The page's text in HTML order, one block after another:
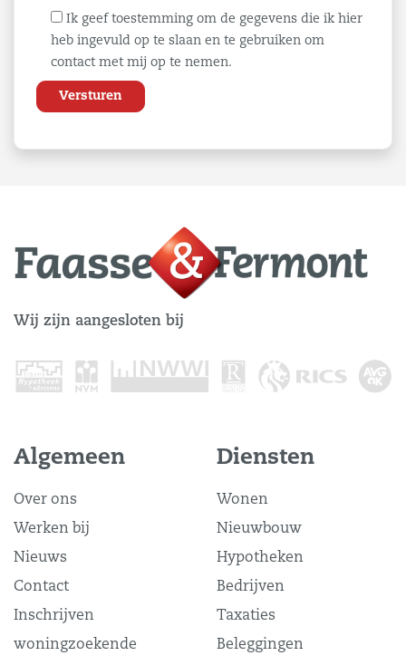
Ik geef toestemming om de gegevens die ik hier
heb ingevuld op te slaan en te gebruiken om
contact met mij op te nemen.
Wij zijn aangesloten bij
Algemeen
Over ons
Werken bij
Nieuws
Contact
Inschrijven
woningzoekende
Diensten
Wonen
Nieuwbouw
Hypotheken
Bedrijven
Taxaties
Beleggingen